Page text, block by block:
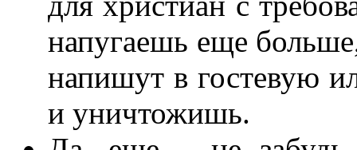
напугаешь еще
напишут в гостевую
и уничтожишь.